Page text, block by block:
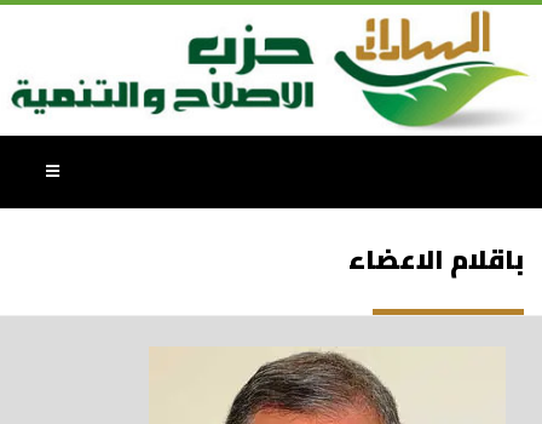
باقلام الاعضاء